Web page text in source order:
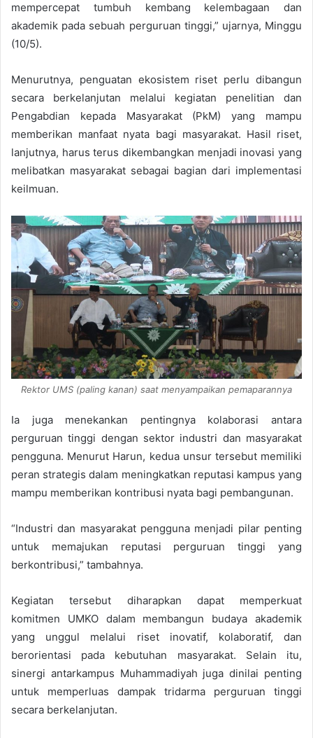
mempercepat tumbuh kembang kelembagaan dan
akademik pada sebuah perguruan tinggi,” ujarnya, Minggu
(10/5).
Menurutnya, penguatan ekosistem riset perlu dibangun
secara berkelanjutan melalui kegiatan penelitian dan
Pengabdian kepada Masyarakat (PkM) yang mampu
memberikan manfaat nyata bagi masyarakat. Hasil riset,
lanjutnya, harus terus dikembangkan menjadi inovasi yang
melibatkan masyarakat sebagai bagian dari implementasi
keilmuan.
Rektor UMS (paling kanan) saat menyampaikan pemaparannya
Ia juga menekankan pentingnya kolaborasi antara
perguruan tinggi dengan sektor industri dan masyarakat
pengguna. Menurut Harun, kedua unsur tersebut memiliki
peran strategis dalam meningkatkan reputasi kampus yang
mampu memberikan kontribusi nyata bagi pembangunan.
“Industri dan masyarakat pengguna menjadi pilar penting
untuk memajukan reputasi perguruan tinggi yang
berkontribusi,” tambahnya.
Kegiatan tersebut diharapkan dapat memperkuat
komitmen UMKO dalam membangun budaya akademik
yang unggul melalui riset inovatif, kolaboratif, dan
berorientasi pada kebutuhan masyarakat. Selain itu,
sinergi antarkampus Muhammadiyah juga dinilai penting
untuk memperluas dampak tridarma perguruan tinggi
secara berkelanjutan.